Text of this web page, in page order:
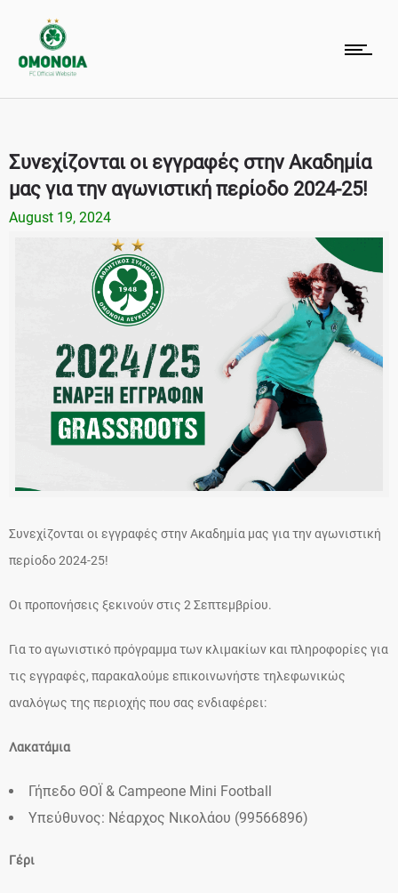
Συνεχίζονται οι εγγραφές στην Ακαδημία
μας για την αγωνιστική περίοδο 2024-25!
August 19, 2024
Συνεχίζονται οι εγγραφές στην Ακαδημία μας για την αγωνιστική
περίοδο 2024-25!
Οι προπονήσεις ξεκινούν στις 2 Σεπτεμβρίου.
Για το αγωνιστικό πρόγραμμα των κλιμακίων και πληροφορίες για
τις εγγραφές, παρακαλούμε επικοινωνήστε τηλεφωνικώς
αναλόγως της περιοχής που σας ενδιαφέρει:
Λακατάμια
Γήπεδο ΘΟΪ & Campeone Mini Football
Υπεύθυνος: Νέαρχος Νικολάου (99566896)
Γέρι